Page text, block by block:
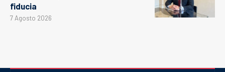
fiducia
7 Agosto 2026